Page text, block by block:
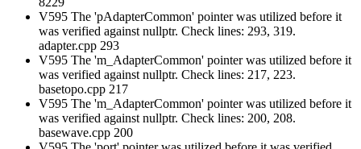
V595 The 'pAdapterCommon' pointer was utilized before it
was verified against nullptr. Check lines: 293, 319.
adapter.cpp 293
V595 The 'm_AdapterCommon' pointer was utilized before it
was verified against nullptr. Check lines: 217, 223.
basetopo.cpp 217
V595 The 'm_AdapterCommon' pointer was utilized before it
was verified against nullptr. Check lines: 200, 208.
basewave.cpp 200